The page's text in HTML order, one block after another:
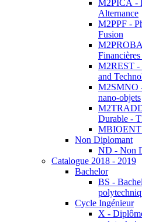
M2PICA -
Alternance
M2PPF -
Fusion
M2REST -
and
M2SMNO
nano-objets
Durable -
MBIOENT
Non Diplomant
ND - Non
Catalogue 2018 - 2019
Bachelor
BS -
Cycle Ingénieur
X -